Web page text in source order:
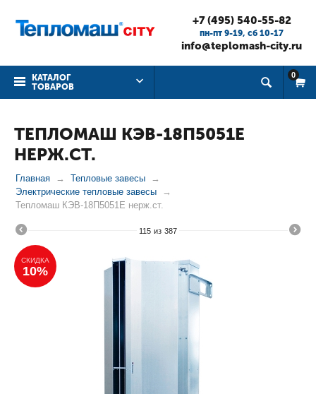
+7 (495) 540-55-82
пн-пт 9-19, cб 10-17
info@teplomash-city.ru
КАТАЛОГ
ТОВАРОВ
0
ТЕПЛОМАШ КЭВ-18П5051Е
НЕРЖ.СТ.
Главная
Тепловые завесы
Электрические тепловые завесы
Тепломаш КЭВ-18П5051Е нерж.ст.
115 из 387
СКИДКА
10%